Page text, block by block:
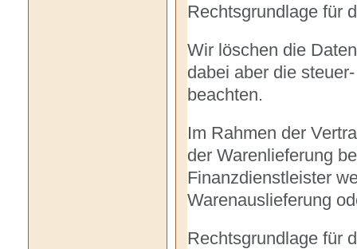
Rechtsgrundlage für
Wir löschen die
dabei aber die
beachten.
Im Rahmen der
der Warenlieferung
Finanzdienstleister
Warenauslieferung
Rechtsgrundlage für